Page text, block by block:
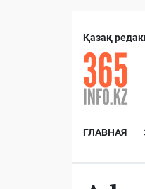
Қазақ
ГЛАВНАЯ